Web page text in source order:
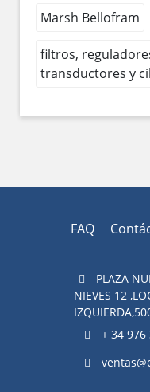
Marsh Bellofram
filtros,
transductores y
FAQ
PLAZA
NIEVES 12
+ 34 976